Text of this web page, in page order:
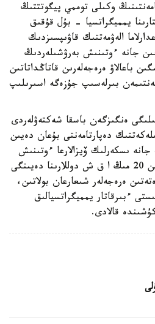
وكىلى توممي پيگوتتتىڭ
يمميگراتسيا - بۇل قۇقىق
الەۋمەتتىك قاۋىپسىزدىك
جانە ءوتىنىش بەرۋشىلەردىڭ
باعالاۋ ەرەجەلەرىن قاتاڭداتاتىن
بىرلەسىپ جۇزەگە اسىرىلىپ
ەنگىزگەن باسقا شەكتەۋلەردى
دەپارتامەنتى بۇعان دەيىن
ىسكەرلىك ۆيزالارعا ءوتىنىش
بەرگەن كەيبىر ادامدار ءۇشىن 20 مىڭ ا ق ش دوللارىنا دەيىنگى
ەرەجەلەر شىعارعان بولاتىن،
ءبىرقاتار يمميگراتسيالىق
قالادى.